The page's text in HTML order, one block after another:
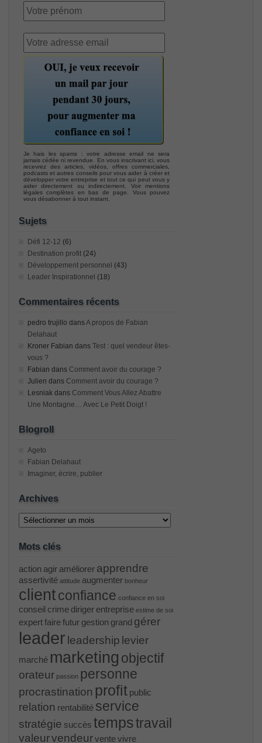
Je hais les spams : votre adresse email ne sera
jamais cédée ni revendue. En vous inscrivant ici, vous
recevrez des articles, vidéos, offres commerciales,
podcasts et autres conseils pour vous aider à créer et
développer votre entreprise et tout ce qui peut vous y
aider directement ou indirectement. Voir mentions
légales complètes en bas de page. Vous pouvez
vous désabonner à tout instant.
Sujets
Défi 12-12 (6)
Destination profit (24)
Développement personnel (43)
Leader Inspirationnel (18)
Commentaires récents
pedro trujillo dansA propos de Fabian
Delahaut
Kroner Fabian dans Test : quel vendeur êtes-
vous ?
Fabian dans Comment avoir du courage ?
Julien dans Comment avoir du courage ?
Lesniak dans Comment Vous Allez Abattre
Une Montagne… Avec Le Petit Doigt !
Blogroll
Ageto
Fabian Delahaut
Imaginer, écrire, publier
Archives
Archives
Mots clés
action agir améliorer apprendre
assertivité attitude augmenter bonheur
client confiance confiance en soi
conseil crime diriger entreprise estime de soi
expertfairefutur gestion grand gérer
leader leadership levier
marché marketing objectif
orateur passion personne
procrastination profit public
relation rentabilité service
stratégie succès tempstravail
valeurvendeurventevivre